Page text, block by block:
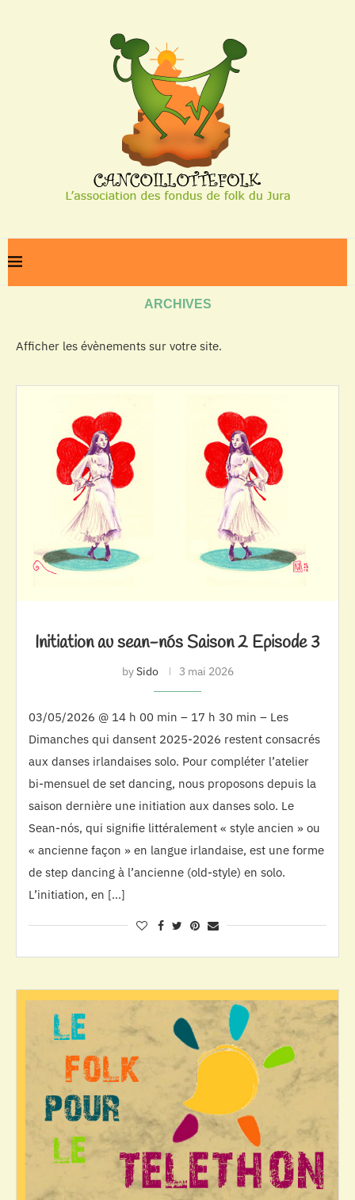
ARCHIVES
Afficher les évènements sur votre site.
Initiation au sean-nós Saison 2 Episode 3
bySido 3 mai 2026
03/05/2026 @ 14 h 00 min – 17 h 30 min – Les
Dimanches qui dansent 2025-2026 restent consacrés
aux danses irlandaises solo. Pour compléter l’atelier
bi-mensuel de set dancing, nous proposons depuis la
saison dernière une initiation aux danses solo. Le
Sean-nós, qui signifie littéralement « style ancien » ou
« ancienne façon » en langue irlandaise, est une forme
de step dancing à l’ancienne (old-style) en solo.
L’initiation, en […]